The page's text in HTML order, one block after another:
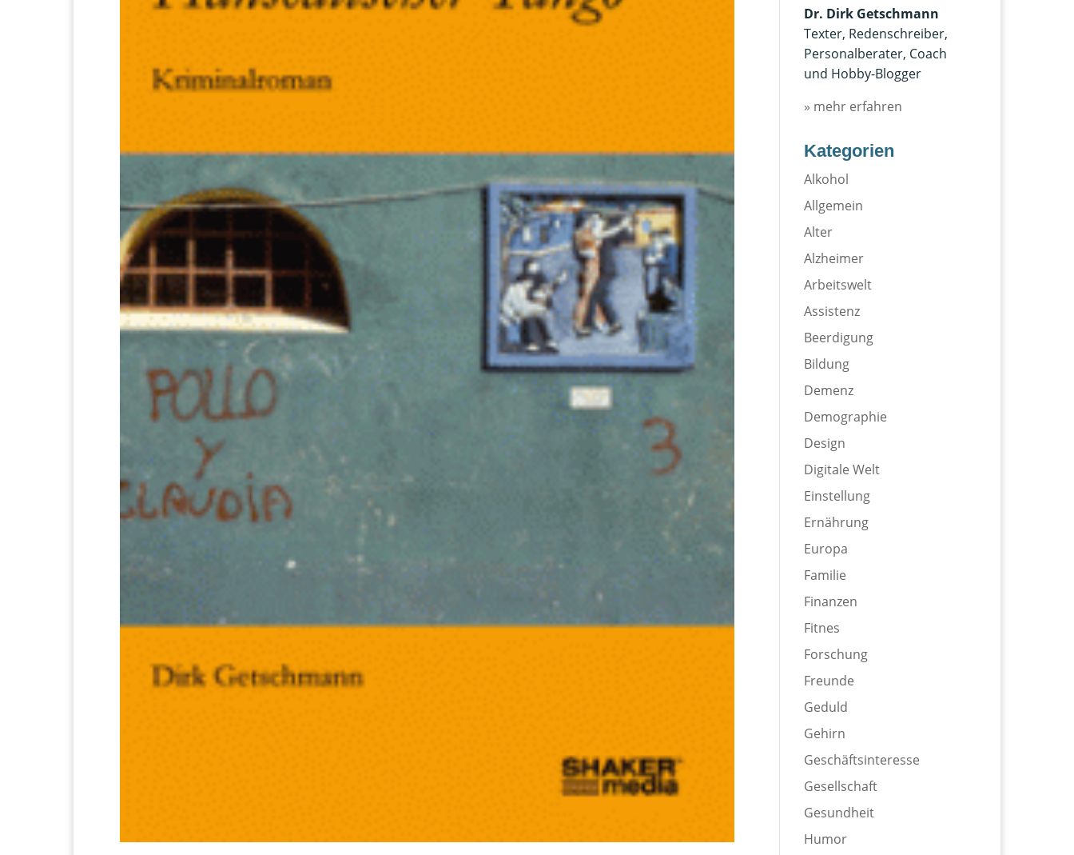
Dr. Dirk Getschmann
Texter, Redenschreiber,
Personalberater, Coach
und Hobby-Blogger
» mehr erfahren
Kategorien
Alkohol
Allgemein
Alter
Alzheimer
Arbeitswelt
Assistenz
Beerdigung
Bildung
Demenz
Demographie
Design
Digitale Welt
Einstellung
Ernährung
Europa
Familie
Finanzen
Fitnes
Forschung
Freunde
Geduld
Gehirn
Geschäftsinteresse
Gesellschaft
Gesundheit
Humor